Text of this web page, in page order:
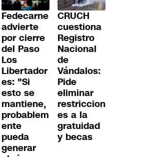
Fedecarne
advierte
por cierre
del Paso
Los
Libertador
es: "Si
esto se
mantiene,
probablem
ente
pueda
generar
CRUCH
cuestiona
Registro
Nacional
de
Vándalos:
Pide
eliminar
restriccion
es a la
gratuidad
y becas